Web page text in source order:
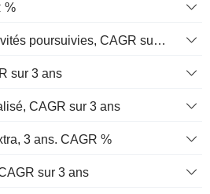
%
Bénéfices des activités poursuivies, CAGR sur 3 ans
sur 3 ans
CAGR sur 3 ans
3 ans. CAGR %
sur 3 ans